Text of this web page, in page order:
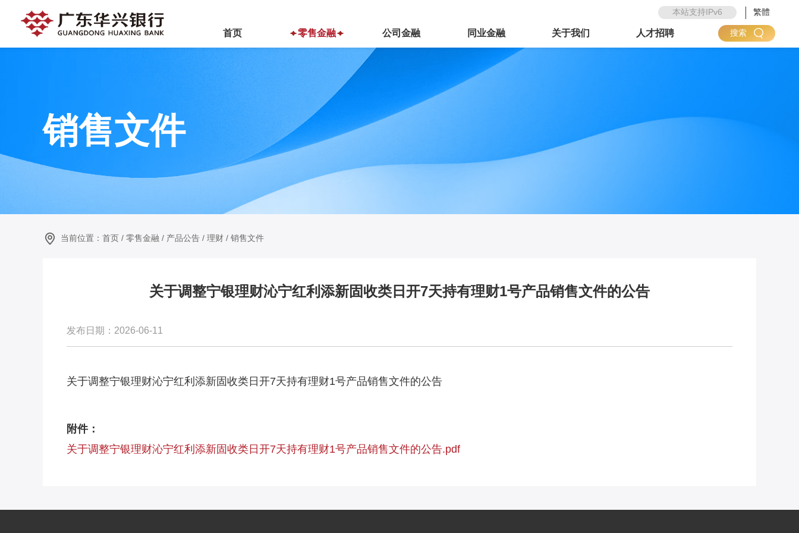
本站支持IPv6 繁體
首页 零售金融 公司金融 同业金融 关于我们 人才招聘 搜索
销售文件
当前位置： 首页 / 零售金融 / 产品公告 / 理财 / 销售文件
关于调整宁银理财沁宁红利添新固收类日开7天持有理财1号产品销售文件的公告
发布日期：2026-06-11
关于调整宁银理财沁宁红利添新固收类日开7天持有理财1号产品销售文件的公告
附件：
关于调整宁银理财沁宁红利添新固收类日开7天持有理财1号产品销售文件的公告.pdf